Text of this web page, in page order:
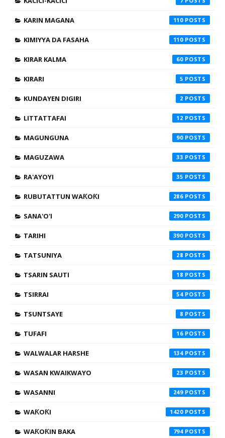
KARIN MAGANA 110
KIMIYYA DA FASAHA 110
KIRAR KALMA 60
KIRARI 5
KUNDAYEN DIGIRI 2
LITTATTAFAI 12
MAGUNGUNA 90
MAGUZAWA 33
RA'AYOYI 35
RUBUTATTUN WAƘOƘI 286
SANA'O'I 290
TARIHI 390
TATSUNIYA 28
TSARIN SAUTI 18
TSIRRAI 54
TSUNTSAYE 8
TUFAFI 16
WALWALAR HARSHE 134
WASAN KWAIKWAYO 23
WASANNI 249
WAƘOƘI 1420
WAƘOƘIN BAKA 794